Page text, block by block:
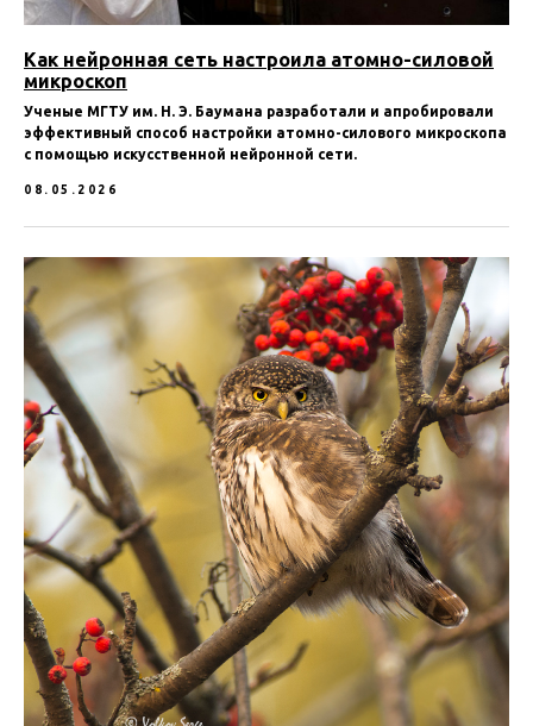
Как нейронная сеть настроила атомно-силовой
микроскоп
Ученые МГТУ им. Н. Э. Баумана разработали и апробировали
эффективный способ настройки атомно-силового микроскопа
с помощью искусственной нейронной сети.
08.05.2026